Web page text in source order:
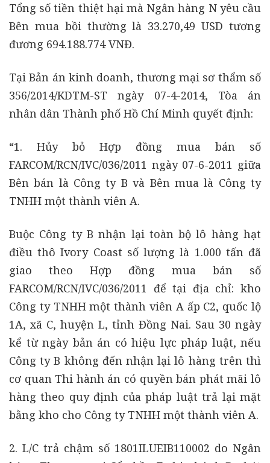
Tổng số tiền thiệt hại mà Ngân hàng N yêu cầu
Bên mua bồi thường là 33.270,49 USD tương
đương 694.188.774 VNĐ.
Tại Bản án kinh doanh, thương mại sơ thẩm số
356/2014/KDTM-ST ngày 07-4-2014, Tòa án
nhân dân Thành phố Hồ Chí Minh quyết định:
“1. Hủy bỏ Hợp đồng mua bán số
FARCOM/RCN/IVC/036/2011 ngày 07-6-2011 giữa
Bên bán là Công ty B và Bên mua là Công ty
TNHH một thành viên A.
Buộc Công ty B nhận lại toàn bộ lô hàng hạt
điều thô Ivory Coast số lượng là 1.000 tấn đã
giao theo Hợp đồng mua bán số
FARCOM/RCN/IVC/036/2011 để tại địa chỉ: kho
Công ty TNHH một thành viên A ấp C2, quốc lộ
1A, xã C, huyện L, tỉnh Đồng Nai. Sau 30 ngày
kể từ ngày bản án có hiệu lực pháp luật, nếu
Công ty B không đến nhận lại lô hàng trên thì
cơ quan Thi hành án có quyền bán phát mãi lô
hàng theo quy định của pháp luật trả lại mặt
bằng kho cho Công ty TNHH một thành viên A.
2. L/C trả chậm số 1801ILUEIB110002 do Ngân